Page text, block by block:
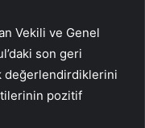
Vekili ve Genel
son geri
değerlendirdiklerini
pozitif